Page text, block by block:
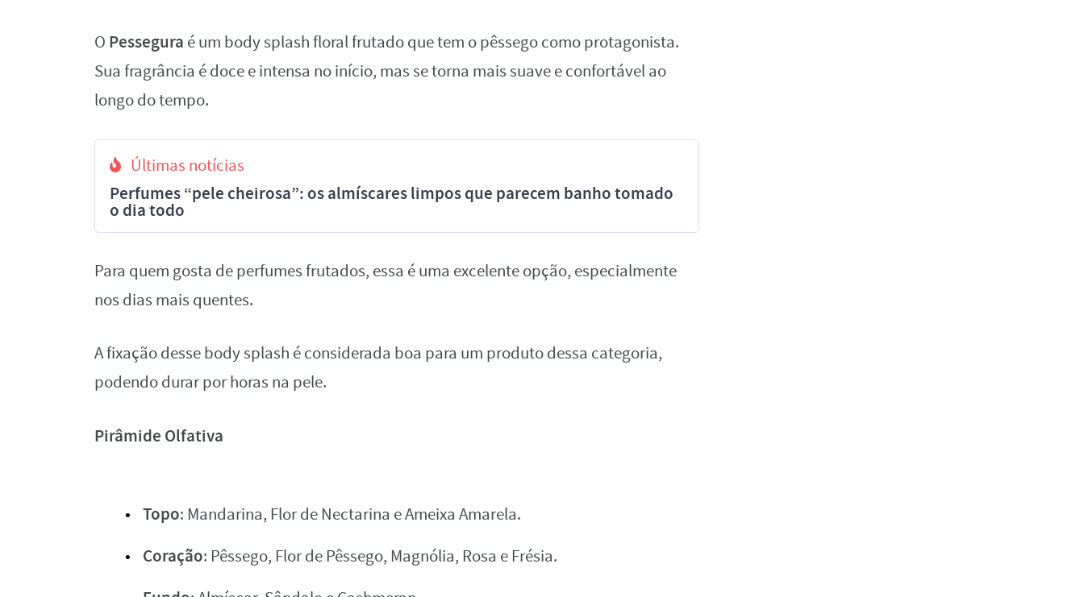
O Pessegura é um body splash floral frutado que tem o pêssego como protagonista.
Sua fragrância é doce e intensa no início, mas se torna mais suave e confortável ao
longo do tempo.
Últimas notícias
Perfumes “pele cheirosa”: os almíscares limpos que parecem banho tomado
o dia todo
Para quem gosta de perfumes frutados, essa é uma excelente opção, especialmente
nos dias mais quentes.
A fixação desse body splash é considerada boa para um produto dessa categoria,
podendo durar por horas na pele.
Pirâmide Olfativa
Topo: Mandarina, Flor de Nectarina e Ameixa Amarela.
Coração: Pêssego, Flor de Pêssego, Magnólia, Rosa e Frésia.